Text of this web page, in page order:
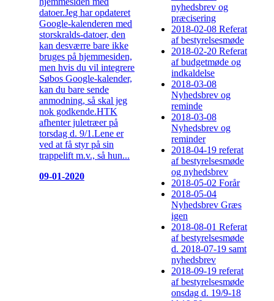
datoer.Jeg har opdateret
Google-kalenderen med
storskralds-datoer, den
kan desværre bare ikke
bruges på hjemmesiden,
men hvis du vil integrere
Søbos Google-kalender,
kan du bare sende
anmodning, så skal jeg
nok godkende.HTK
afhenter juletræer på
torsdag d. 9/1.Lene er
ved at få styr på sin
trappelift m.v., så hun...
09-01-2020
nyhedsbrev og
præcisering
2018-02-08 Referat
af bestyrelsesmøde
2018-02-20 Referat
af budgetmøde og
indkaldelse
2018-03-08
Nyhedsbrev og
reminde
2018-03-08
Nyhedsbrev og
reminder
2018-04-19 referat
af bestyrelsesmøde
og nyhedsbrev
2018-05-02 Forår
2018-05-04
Nyhedsbrev Græs
igen
2018-08-01 Referat
af bestyrelsesmøde
d. 2018-07-19 samt
nyhedsbrev
2018-09-19 referat
af bestyrelsesmøde
onsdag d. 19/9-18